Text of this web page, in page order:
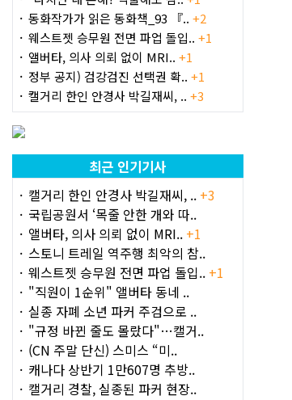
동화작가가 읽은 동화책_93 『.. +2
웨스트젯 승무원 전면 파업 돌입.. +1
앨버타, 의사 의뢰 없이 MRI.. +1
정부 공지) 검강검진 선택권 확.. +1
캘거리 한인 안경사 박길재씨, .. +3
최근 인기기사
캘거리 한인 안경사 박길재씨, .. +3
국립공원서 ‘목줄 안한 개와 따..
앨버타, 의사 의뢰 없이 MRI.. +1
스토니 트레일 역주행 최악의 참..
웨스트젯 승무원 전면 파업 돌입.. +1
"직원이 1순위" 앨버타 동네 ..
실종 자폐 소년 파커 주검으로 ..
"규정 바뀐 줄도 몰랐다"…캘거..
(CN 주말 단신) 스미스 “미..
캐나다 상반기 1만607명 추방..
캘거리 경찰, 실종된 파커 현장..